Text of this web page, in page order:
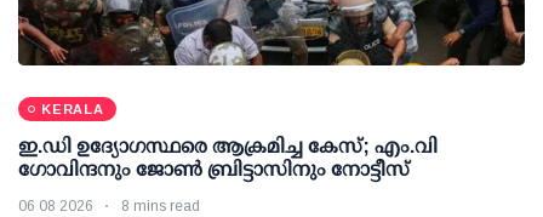
KERALA
ഇ.ഡി ഉദ്യോഗസ്ഥരെ ആക്രമിച്ച കേസ്; എം.വി
ഗോവിന്ദനും ജോണ്‍ ബ്രിട്ടാസിനും നോട്ടീസ്
06 08 2026 8 mins read